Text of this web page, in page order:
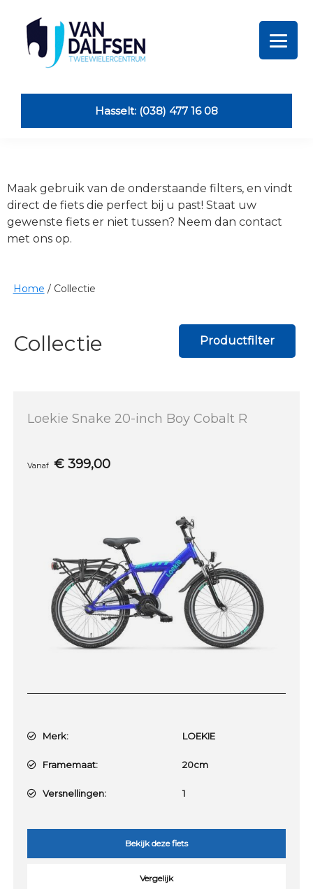
primary
navigation
primary
footer
Dalfsen
TweewielersHasselt: (038) 477 16 08
Maak gebruik van de onderstaande filters, en vindt
direct de fiets die perfect bij u past! Staat uw
gewenste fiets er niet tussen? Neem dan contact
met ons op.
Productfilter
Home / Collectie
Collectie
Loekie Snake 20-inch Boy Cobalt R
Vanaf € 399,00
Merk: LOEKIE
Framemaat: 20cm
Versnellingen: 1
Bekijk deze fiets
Vergelijk